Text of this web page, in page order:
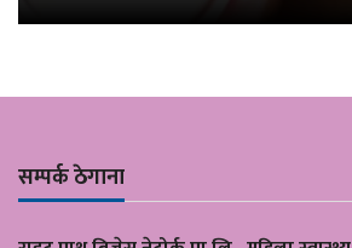
सम्पर्क ठेगाना